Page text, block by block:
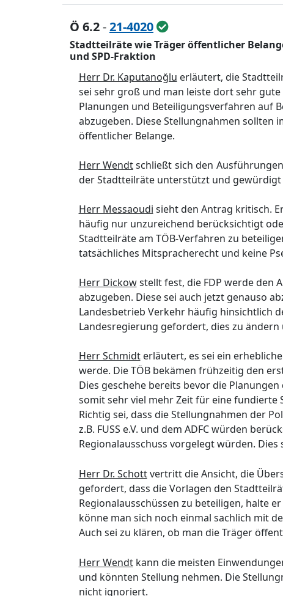
Ö 6.2-21-4020
Stadtteilräte wie Träger öffentlicher
und SPD-Fraktion
Herr Dr. Kaputanoğlu erläutert, die
sei sehr groß und man leiste dort sehr gute
Planungen und Beteiligungsverfahren auf
abzugeben. Diese Stellungnahmen sollten
öffentlicher Belange.
Herr Wendtschließt sich den
der Stadtteilräte unterstützt und
Herr Messaoudi sieht den Antrag kritisch.
häufig nur unzureichend berücksichtigt
Stadtteilräte am TÖB-Verfahren zu
tatsächliches Mitspracherecht und keine
Herr Dickowstellt fest, die FDP werde den
abzugeben. Diese sei auch jetzt genauso
Landesbetrieb Verkehr häufig hinsichtlich
Landesregierung gefordert, dies zu
Herr Schmidterläutert, es sei ein
werde. Die TÖB bekämen frühzeitig den
Dies geschehe bereits bevor die
somit sehr viel mehr Zeit für eine fundierte
Richtig sei, dass die Stellungnahmen der
z.B. FUSS e.V. und dem ADFC würden
Regionalausschuss vorgelegt würden.
Herr Dr. Schottvertritt die Ansicht, die
gefordert, dass die Vorlagen den
Regionalausschüssen zu beteiligen, halte
könne man sich noch einmal sachlich mit
Auch sei zu klären, ob man die Träger
Herr Wendtkann die meisten
und könnten Stellung nehmen. Die
nicht ignoriert.